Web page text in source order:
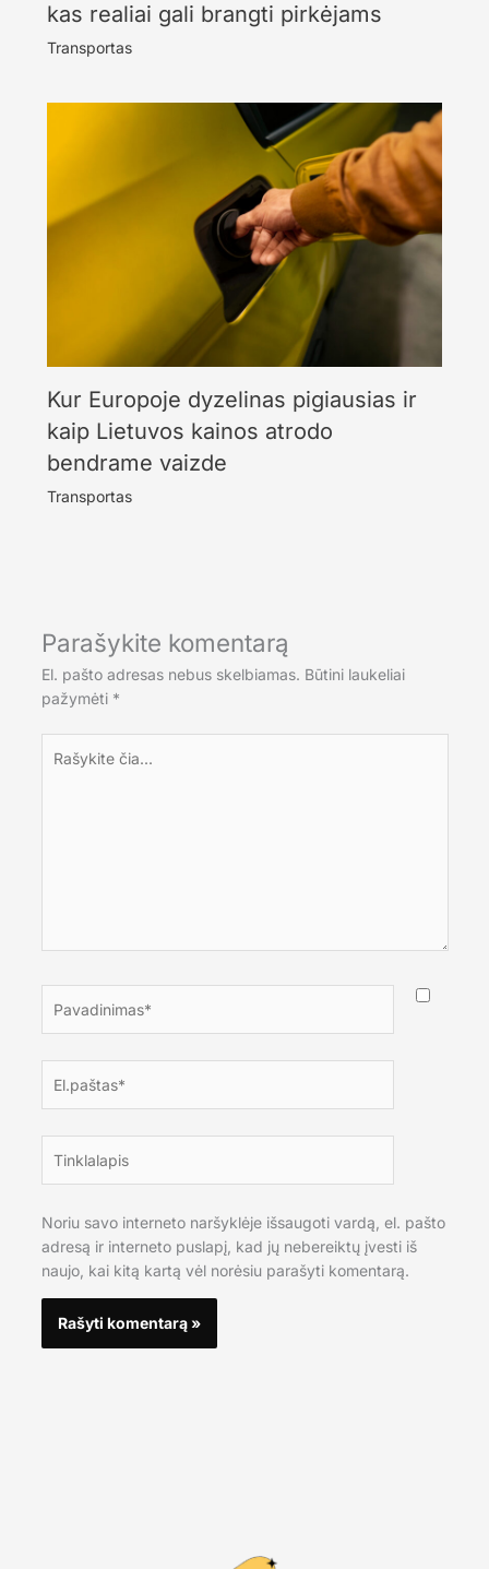
kas realiai gali brangti pirkėjams
Transportas
Kur Europoje dyzelinas pigiausias ir
kaip Lietuvos kainos atrodo
bendrame vaizde
Transportas
Parašykite komentarą
El. pašto adresas nebus skelbiamas. Būtini laukeliai
pažymėti *
čia...
Noriu savo interneto naršyklėje išsaugoti vardą, el. pašto
adresą ir interneto puslapį, kad jų nebereiktų įvesti iš
naujo, kai kitą kartą vėl norėsiu parašyti komentarą.